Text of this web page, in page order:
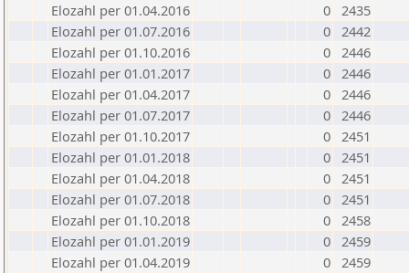
Elozahl per 01.04.2016
0 2435
Elozahl per 01.07.2016
0 2442
Elozahl per 01.10.2016
0 2446
Elozahl per 01.01.2017
0 2446
Elozahl per 01.04.2017
0 2446
Elozahl per 01.07.2017
0 2446
Elozahl per 01.10.2017
0 2451
Elozahl per 01.01.2018
0 2451
Elozahl per 01.04.2018
0 2451
Elozahl per 01.07.2018
0 2451
Elozahl per 01.10.2018
0 2458
Elozahl per 01.01.2019
0 2459
Elozahl per 01.04.2019
0 2459